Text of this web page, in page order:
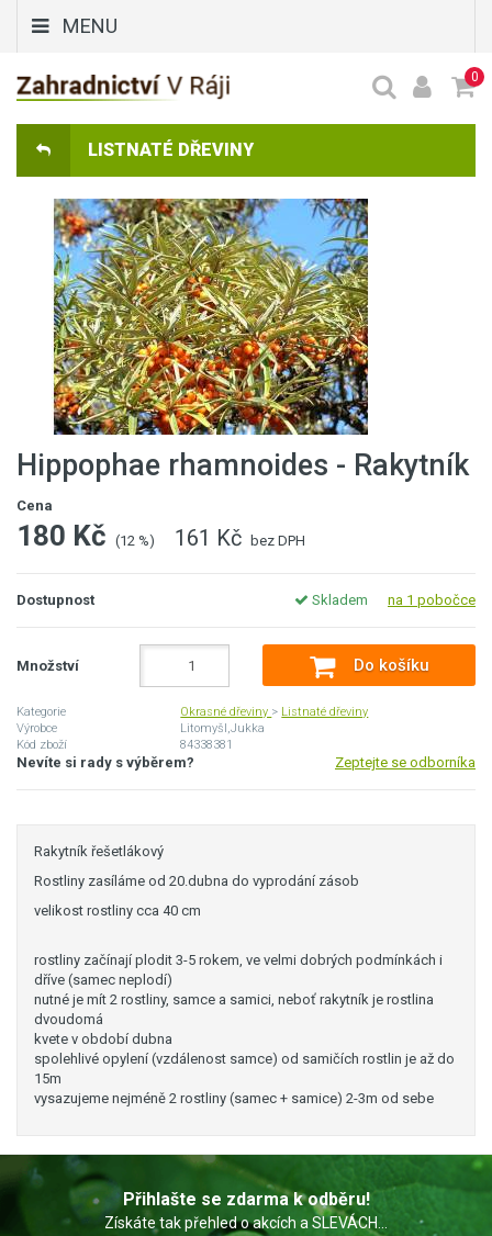
MENU
0
LISTNATÉ DŘEVINY
Hippophae rhamnoides - Rakytník
Cena
180 Kč (12 %) 161 Kč bez DPH
Dostupnost Skladem na 1 pobočce
Množství Do košíku
Kategorie Okrasné dřeviny > Listnaté dřeviny
Výrobce
Litomyšl,Jukka
Kód zboží
84338381
Nevíte si rady s výběrem? Zeptejte se odborníka
Rakytník řešetlákový
Rostliny zasíláme od 20.dubna do vyprodání zásob
velikost rostliny cca 40 cm
rostliny začínají plodit 3-5 rokem, ve velmi dobrých podmínkách i
dříve (samec neplodí)
nutné je mít 2 rostliny, samce a samici, neboť rakytník je rostlina
dvoudomá
kvete v období dubna
spolehlivé opylení (vzdálenost samce) od samičích rostlin je až do
15m
vysazujeme nejméně 2 rostliny (samec + samice) 2-3m od sebe
Přihlašte se zdarma k odběru!
Získáte tak přehled o akcích a SLEVÁCH...